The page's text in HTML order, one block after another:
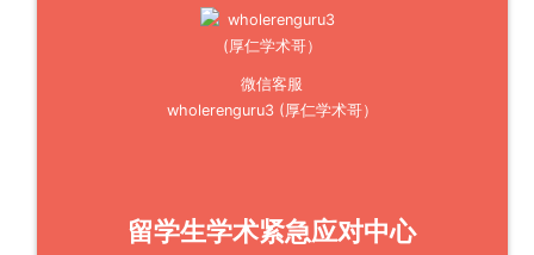
微信客服
wholerenguru3 (厚仁学术哥）
留学生学术紧急应对中心